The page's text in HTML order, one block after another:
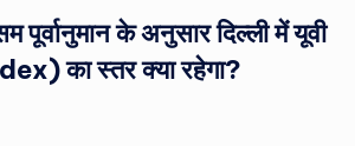
के अनुसार दिल्ली में यूवी
का स्तर क्या रहेगा?